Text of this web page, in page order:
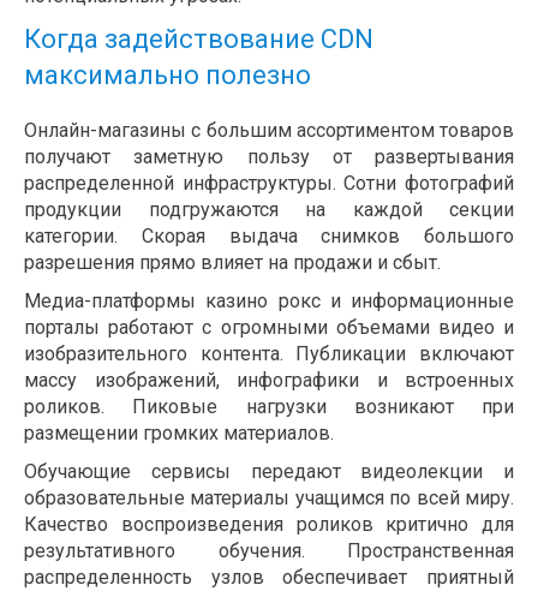
Когда задействование CDN
максимально полезно
Онлайн-магазины с большим ассортиментом товаров
получают заметную пользу от развертывания
распределенной инфраструктуры. Сотни фотографий
продукции подгружаются на каждой секции
категории. Скорая выдача снимков большого
разрешения прямо влияет на продажи и сбыт.
Медиа-платформы казино рокс и информационные
порталы работают с огромными объемами видео и
изобразительного контента. Публикации включают
массу изображений, инфографики и встроенных
роликов. Пиковые нагрузки возникают при
размещении громких материалов.
Обучающие сервисы передают видеолекции и
образовательные материалы учащимся по всей миру.
Качество воспроизведения роликов критично для
результативного обучения. Пространственная
распределенность узлов обеспечивает приятный